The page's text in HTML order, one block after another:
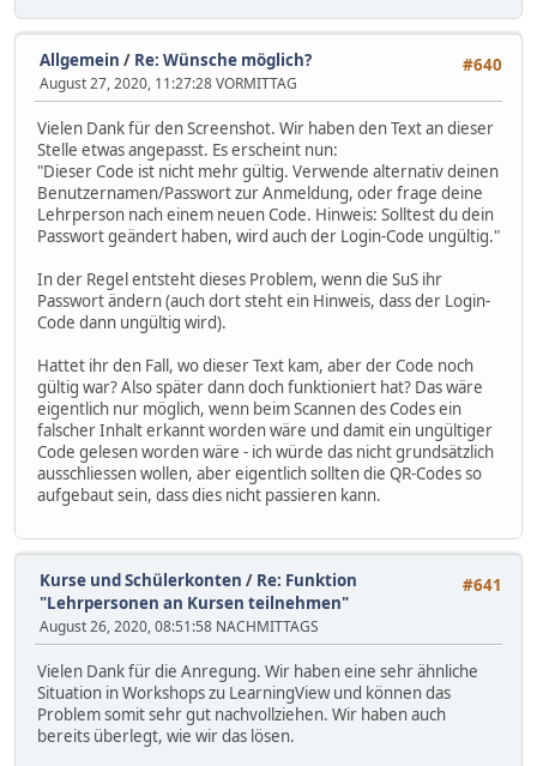
#640
Allgemein / Re: Wünsche möglich?
August 27, 2020, 11:27:28 VORMITTAG
Vielen Dank für den Screenshot. Wir haben den Text an dieser
Stelle etwas angepasst. Es erscheint nun:
"Dieser Code ist nicht mehr gültig. Verwende alternativ deinen
Benutzernamen/Passwort zur Anmeldung, oder frage deine
Lehrperson nach einem neuen Code. Hinweis: Solltest du dein
Passwort geändert haben, wird auch der Login-Code ungültig."
In der Regel entsteht dieses Problem, wenn die SuS ihr
Passwort ändern (auch dort steht ein Hinweis, dass der Login-
Code dann ungültig wird).
Hattet ihr den Fall, wo dieser Text kam, aber der Code noch
gültig war? Also später dann doch funktioniert hat? Das wäre
eigentlich nur möglich, wenn beim Scannen des Codes ein
falscher Inhalt erkannt worden wäre und damit ein ungültiger
Code gelesen worden wäre - ich würde das nicht grundsätzlich
ausschliessen wollen, aber eigentlich sollten die QR-Codes so
aufgebaut sein, dass dies nicht passieren kann.
#641
Kurse und Schülerkonten / Re: Funktion
"Lehrpersonen an Kursen teilnehmen"
August 26, 2020, 08:51:58 NACHMITTAGS
Vielen Dank für die Anregung. Wir haben eine sehr ähnliche
Situation in Workshops zu LearningView und können das
Problem somit sehr gut nachvollziehen. Wir haben auch
bereits überlegt, wie wir das lösen.